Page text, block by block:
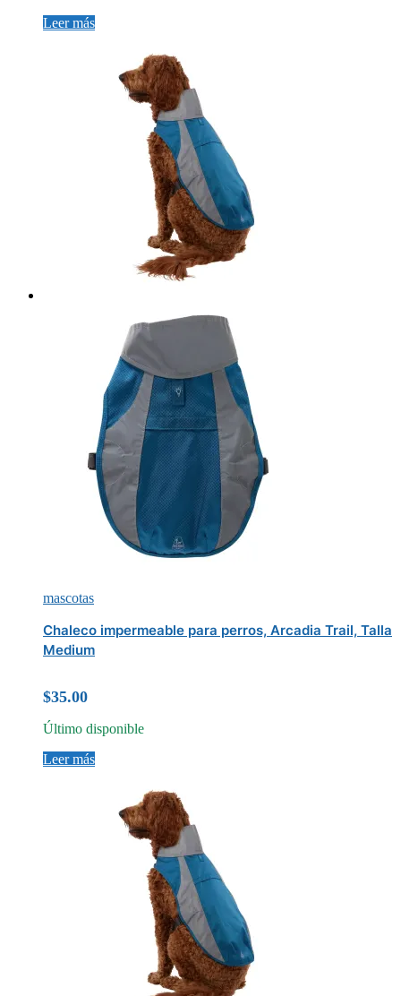
Leer más
mascotas
Chaleco impermeable para perros, Arcadia Trail, Talla
Medium
$35.00
Último disponible
Leer más